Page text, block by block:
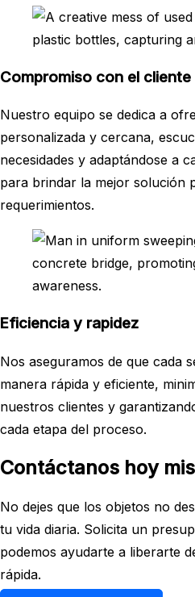
Compromiso con el cliente
Nuestro equipo se dedica a
personalizada y cercana,
necesidades y adaptándose a
para brindar la mejor solución
requerimientos.
Eficiencia y rapidez
Nos aseguramos de que cada
manera rápida y eficiente,
nuestros clientes y
cada etapa del proceso.
Contáctanos hoy
No dejes que los objetos no
tu vida diaria. Solicita un
podemos ayudarte a liberarte
rápida.